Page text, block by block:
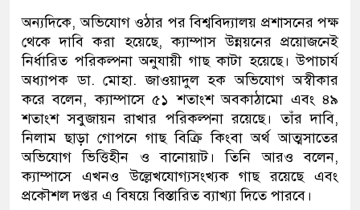
অন্যদিকে, অভিযোগ ওঠার পর বিশ্ববিদ্যালয় প্রশাসনের পক্ষ
থেকে দাবি করা হয়েছে, ক্যাম্পাস উন্নয়নের প্রয়োজনেই
নির্ধারিত পরিকল্পনা অনুযায়ী গাছ কাটা হয়েছে। উপাচার্য
অধ্যাপক ডা. মোহা. জাওয়াদুল হক অভিযোগ অস্বীকার
করে বলেন, ক্যাম্পাসে ৫১ শতাংশ অবকাঠামো এবং ৪৯
শতাংশ সবুজায়ন রাখার পরিকল্পনা রয়েছে। তাঁর দাবি,
নিলাম ছাড়া গোপনে গাছ বিক্রি কিংবা অর্থ আত্মসাতের
অভিযোগ ভিত্তিহীন ও বানোয়াট। তিনি আরও বলেন,
ক্যাম্পাসে এখনও উল্লেখযোগ্যসংখ্যক গাছ রয়েছে এবং
প্রকৌশল দপ্তর এ বিষয়ে বিস্তারিত ব্যাখ্যা দিতে পারবে।